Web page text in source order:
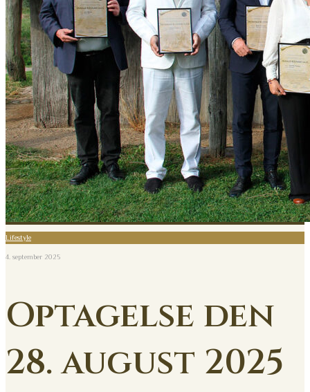
Lifestyle
4. september 2025
Optagelse den
28. august 2025